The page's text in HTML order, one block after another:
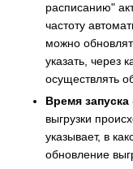
расписанию"
частоту
можно
указать, через
осуществлять
Время запуска
выгрузки
указывает, в
обновление